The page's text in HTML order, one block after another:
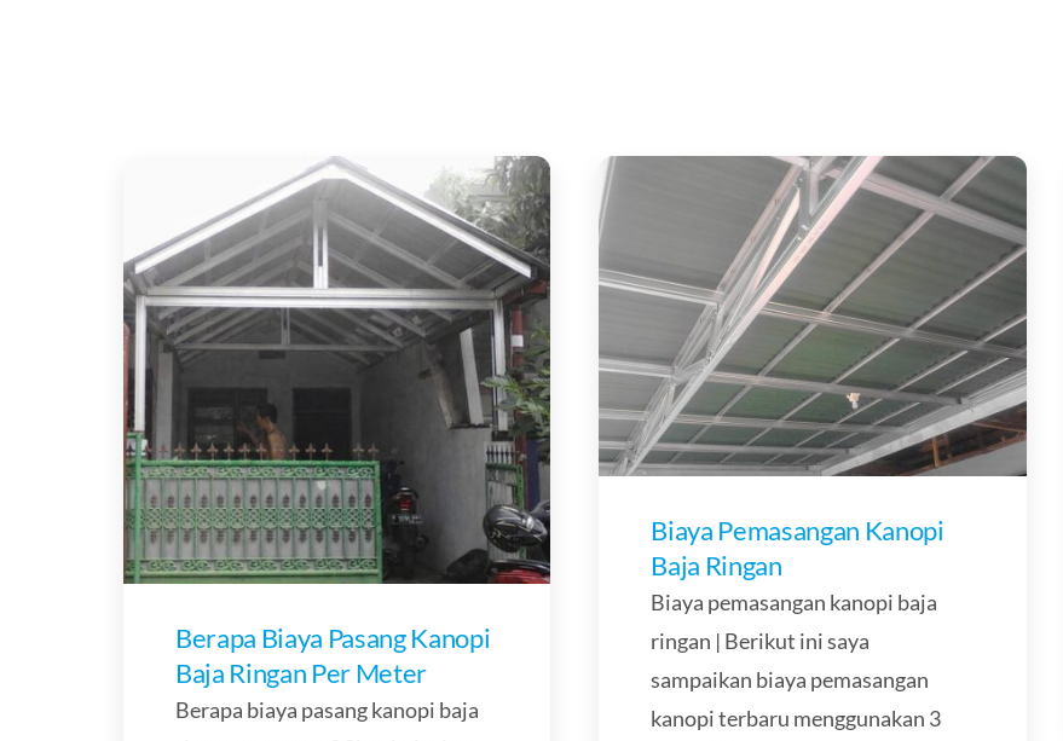
Berapa Biaya Pasang Kanopi
Baja Ringan Per Meter
Berapa biaya pasang kanopi baja
Biaya Pemasangan Kanopi
Baja Ringan
Biaya pemasangan kanopi baja
ringan | Berikut ini saya
sampaikan biaya pemasangan
kanopi terbaru menggunakan 3